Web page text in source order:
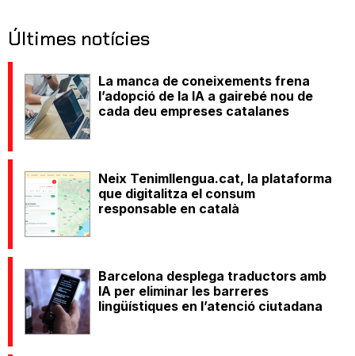
Últimes notícies
La manca de coneixements frena
l’adopció de la IA a gairebé nou de
cada deu empreses catalanes
Neix Tenimllengua.cat, la plataforma
que digitalitza el consum
responsable en català
Barcelona desplega traductors amb
IA per eliminar les barreres
lingüístiques en l’atenció ciutadana